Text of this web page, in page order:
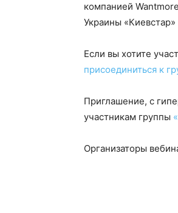
компанией
Украины «Киевстар»
Если вы хотите
присоединиться к
Приглашение, с
участникам группы
Организаторы